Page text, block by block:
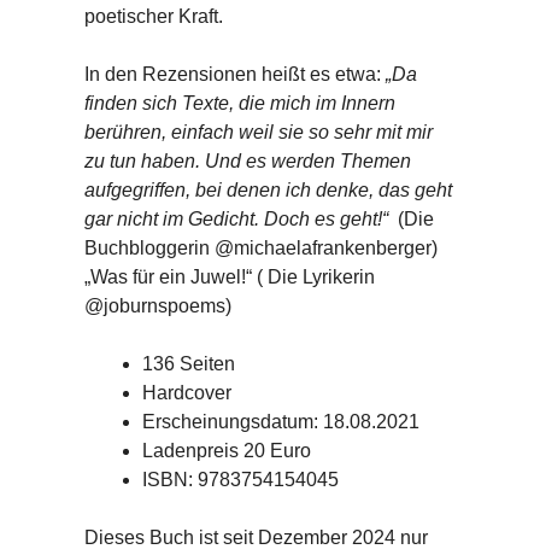
poetischer Kraft.
In den Rezensionen heißt es etwa: „Da
finden sich Texte, die mich im Innern
berühren, einfach weil sie so sehr mit mir
zu tun haben. Und es werden Themen
aufgegriffen, bei denen ich denke, das geht
gar nicht im Gedicht. Doch es geht!“(Die
Buchbloggerin @michaelafrankenberger)
„Was für ein Juwel!“ ( Die Lyrikerin
@joburnspoems)
136 Seiten
Hardcover
Erscheinungsdatum: 18.08.2021
Ladenpreis 20 Euro
ISBN: 9783754154045
Dieses Buch ist seit Dezember 2024 nur